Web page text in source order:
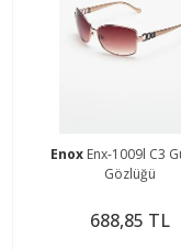
Enox Enx-1009l C3
Gözlüğü
688,85 TL